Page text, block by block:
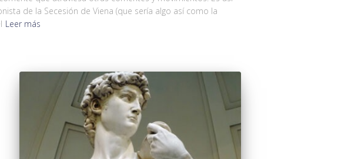
de la Secesión de Viena (que sería algo así como la
Leer más